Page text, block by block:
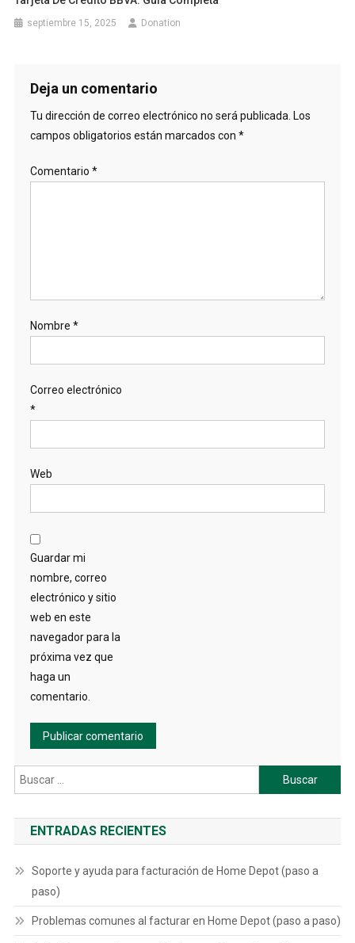
septiembre 15, 2025 Donation
Deja un comentario
Tu dirección de correo electrónico no será publicada. Los
campos obligatorios están marcados con *
Comentario *
Nombre *
Correo electrónico
*
Web
Guardar mi
nombre, correo
electrónico y sitio
web en este
navegador para la
próxima vez que
haga un
comentario.
Buscar:
ENTRADAS RECIENTES
Soporte y ayuda para facturación de Home Depot (paso a
paso)
Problemas comunes al facturar en Home Depot (paso a paso)